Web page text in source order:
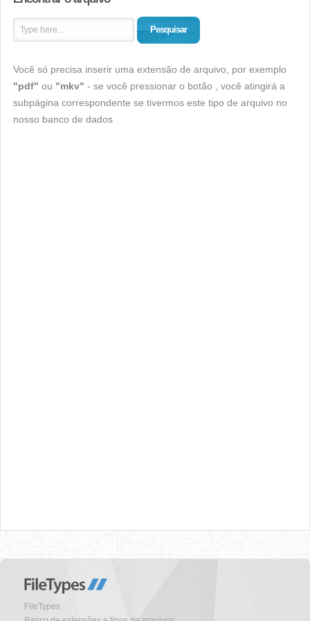
Pesquisar
Você só precisa inserir uma extensão de arquivo, por exemplo
"pdf" ou "mkv" - se você pressionar o botão , você atingirá a
subpágina correspondente se tivermos este tipo de arquivo no
nosso banco de dados
FileTypes